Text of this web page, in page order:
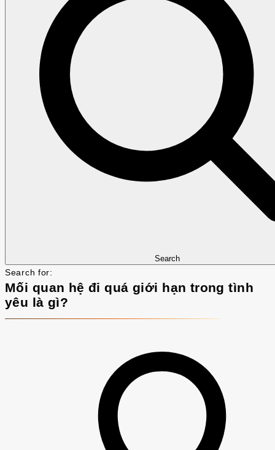
Search
Search for:
Mối quan hệ đi quá giới hạn trong tình
yêu là gì?